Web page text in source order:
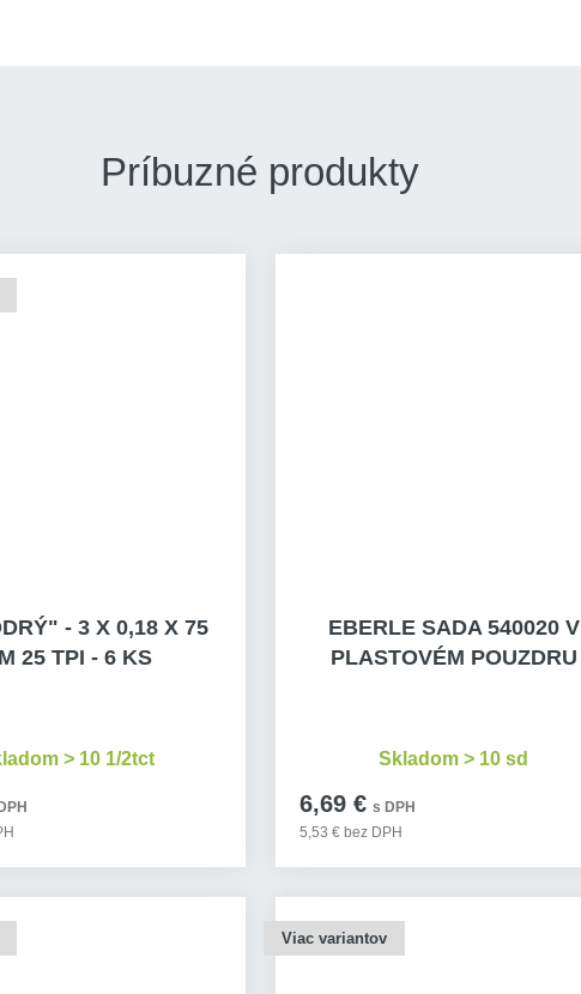
Príbuzné produkty
- 3 X 0,18 X 75
25 TPI - 6 KS
> 10 1/2tct
EBERLE SADA 540020 V
PLASTOVÉM POUZDRU
6,69 € s DPH
5,53 € bez DPH
Skladom > 10 sd
Viac variantov